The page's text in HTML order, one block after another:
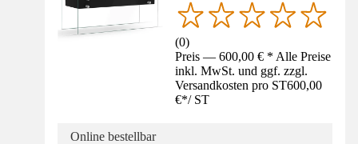
(0)
Preis — 600,00 € * Alle Preise
inkl. MwSt. und ggf. zzgl.
Versandkosten pro ST600,00
€*/ ST
Online bestellbar